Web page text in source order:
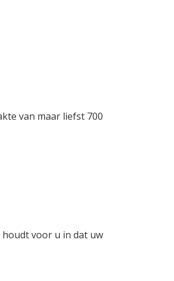
van maar liefst 700
houdt voor u in dat uw